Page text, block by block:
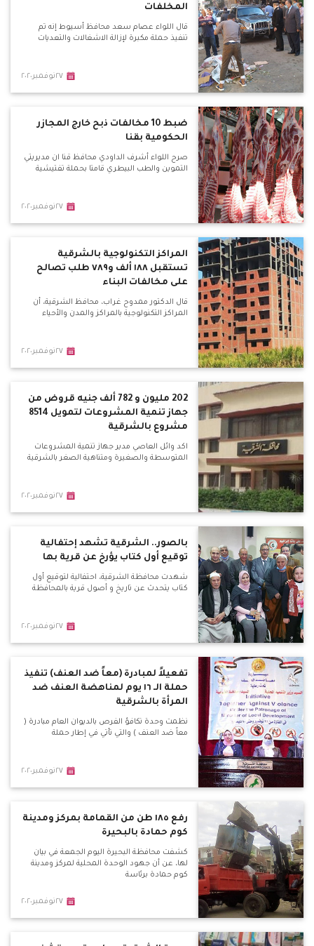
المخلفات
قال اللواء عصام سعد محافظ أسيوط إنه تم
تنفيذ حملة مكبرة لإزالة الاشغالات والتعديات
٢٧نوفمبر٢٠٢٠
ضبط 10 مخالفات ذبح خارج المجازر
الحكومية بقنا
صرح اللواء أشرف الداودي محافظ قنا ان مديريتي
التموين والطب البيطري قامتا بحملة تفتيشية
٢٧نوفمبر٢٠٢٠
المراكز التكنولوجية بالشرقية
تستقبل ١٨٨ ألف و٧٨٩ طلب تصالح
على مخالفات البناء
قال الدكتور ممدوح غراب، محافظ الشرقية، أن
المراكز التكنولوجية بالمراكز والمدن والأحياء
٢٧نوفمبر٢٠٢٠
202 مليون و 782 ألف جنيه قروض من
جهاز تنمية المشروعات لتمويل 8514
مشروع بالشرقية
اكد وائل العاصي مدير جهاز تنمية المشروعات
المتوسطة والصغيرة ومتناهية الصغر بالشرقية
٢٧نوفمبر٢٠٢٠
بالصور.. الشرقية تشهد إحتفالية
توقيع أول كتاب يؤرخ عن قرية بها
شهدت محافظة الشرقية، احتفالية لتوقيع أول
كتاب يتحدث عن تاريخ و أصول قرية بالمحافظة
٢٧نوفمبر٢٠٢٠
تفعيلاً لمبادرة (معاً ضد العنف) تنفيذ
حملة الـ ١٦ يوم لمناهضة العنف ضد
المرأة بالشرقية
نظمت وحدة تكافؤ الفرص بالديوان العام مبادرة (
معاً ضد العنف ) والتي تأتي في إطار حملة
٢٧نوفمبر٢٠٢٠
رفع ١٨٥ طن من القمامة بمركز ومدينة
كوم حمادة بالبحيرة
كشفت محافظة البحيرة اليوم الجمعة في بيان
لها، عن أن جهود الوحدة المحلية لمركز ومدينة
كوم حمادة برئاسة
٢٧نوفمبر٢٠٢٠